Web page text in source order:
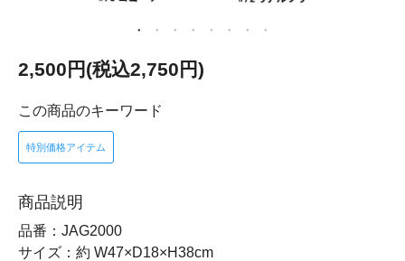
2,500円(税込2,750円)
この商品のキーワード
特別価格アイテム
商品説明
品番：JAG2000
サイズ：約 W47×D18×H38cm